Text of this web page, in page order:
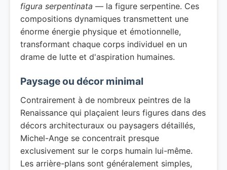
figura serpentinata — la figure serpentine. Ces
compositions dynamiques transmettent une
énorme énergie physique et émotionnelle,
transformant chaque corps individuel en un
drame de lutte et d'aspiration humaines.
Paysage ou décor minimal
Contrairement à de nombreux peintres de la
Renaissance qui plaçaient leurs figures dans des
décors architecturaux ou paysagers détaillés,
Michel-Ange se concentrait presque
exclusivement sur le corps humain lui-même.
Les arrière-plans sont généralement simples,